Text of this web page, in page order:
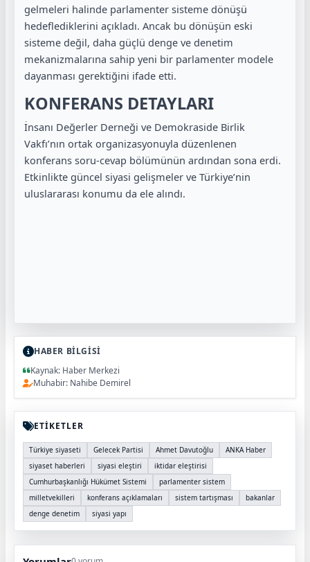
gelmeleri halinde parlamenter sisteme dönüşü
hedeflediklerini açıkladı. Ancak bu dönüşün eski
sisteme değil, daha güçlü denge ve denetim
mekanizmalarına sahip yeni bir parlamenter modele
dayanması gerektiğini ifade etti.
KONFERANS DETAYLARI
İnsanı Değerler Derneği ve Demokraside Birlik
Vakfı’nın ortak organizasyonuyla düzenlenen
konferans soru-cevap bölümünün ardından sona erdi.
Etkinlikte güncel siyasi gelişmeler ve Türkiye’nin
uluslararası konumu da ele alındı.
HABER BİLGİSİ
Kaynak: Haber Merkezi
Muhabir: Nahibe Demirel
ETİKETLER
Türkiye siyaseti Gelecek Partisi Ahmet Davutoğlu
ANKA Haber
siyaset haberleri
siyasi eleştiri
iktidar eleştirisi
Cumhurbaşkanlığı Hükümet Sistemi
parlamenter sistem
milletvekilleri
konferans açıklamaları sistem tartışması
bakanlar
denge denetim
siyasi yapı